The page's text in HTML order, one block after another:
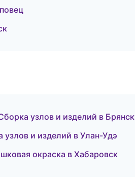
узлов и изделий в Брянск
и изделий в Улан-Удэ
окраска в Хабаровск